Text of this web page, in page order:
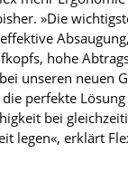
»Die
hohe
unseren neuen
perfekte
bei
legen«, erklärt